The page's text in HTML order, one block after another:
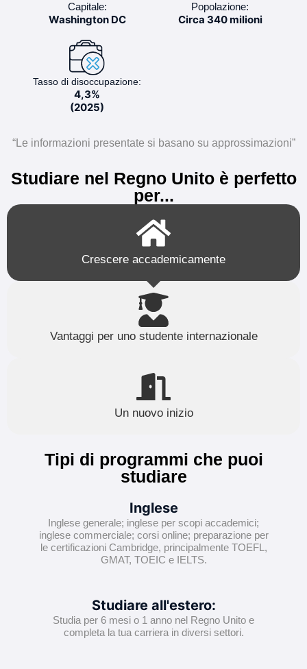
Capitale:
Washington DC
Popolazione:
Circa 340 milioni
Tasso di disoccupazione:
4,3%
(2025)
“Le informazioni presentate si basano su approssimazioni”
Studiare nel Regno Unito è perfetto
per...
Crescere accademicamente
Vantaggi per uno studente internazionale
Un nuovo inizio
Tipi di programmi che puoi
studiare
Inglese
Inglese generale; inglese per scopi accademici;
inglese commerciale; corsi online; preparazione per
le certificazioni Cambridge, principalmente TOEFL,
GMAT, TOEIC e IELTS.
Studiare all'estero:
Studia per 6 mesi o 1 anno nel Regno Unito e
completa la tua carriera in diversi settori.